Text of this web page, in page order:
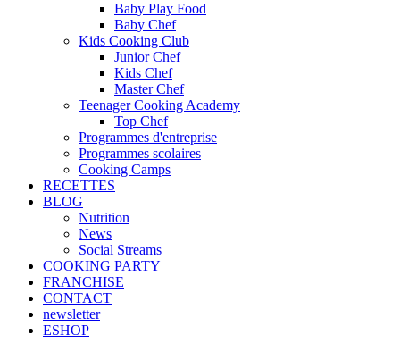
Baby Play Food
Baby Chef
Kids Cooking Club
Junior Chef
Kids Chef
Master Chef
Teenager Cooking Academy
Top Chef
Programmes d'entreprise
Programmes scolaires
Cooking Camps
RECETTES
BLOG
Nutrition
Νews
Social Streams
COOKING PARTY
FRANCHISE
CONTACT
newsletter
ESHOP